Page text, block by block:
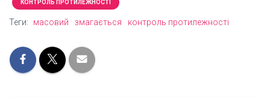
КОНТРОЛЬ ПРОТИЛЕЖНОСТІ
Теги: масовий змагається контроль протилежності